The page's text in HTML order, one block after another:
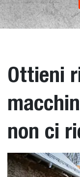
Ottieni
non ci